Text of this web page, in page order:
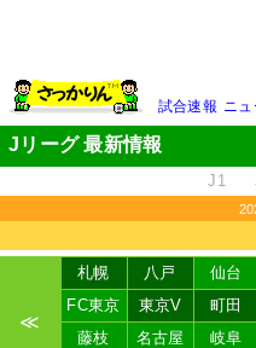
試合速報 ニュ
Jリーグ 最新情報
J1
≪
札幌 八戸 仙台
FC東京
東京V 町田
藤枝
名古屋 岐阜